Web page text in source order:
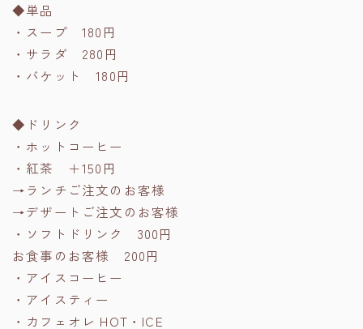
◆単品
・スープ 180円
・サラダ 280円
・バケット 180円
◆ドリンク
・ホットコーヒー
・紅茶 ＋150円
→ランチご注文のお客様
→デザートご注文のお客様
・ソフトドリンク 300円
お食事のお客様 200円
・アイスコーヒー
・アイスティー
・カフェオレ HOT・ICE